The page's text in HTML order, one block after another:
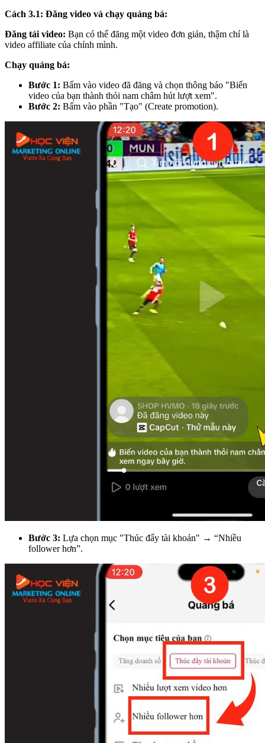
Cách 3.1: Đăng video và chạy quảng bá:
Đăng tải video: Bạn có thể đăng một video đơn giản, thậm chí là
video affiliate của chính mình.
Chạy quảng bá:
Bước 1: Bấm vào video đã đăng và chọn thông báo "Biến
video của bạn thành thỏi nam châm hút lượt xem".
Bước 2: Bấm vào phần "Tạo" (Create promotion).
Bước 3: Lựa chọn mục "Thúc đẩy tài khoản" → “Nhiều
follower hơn”.